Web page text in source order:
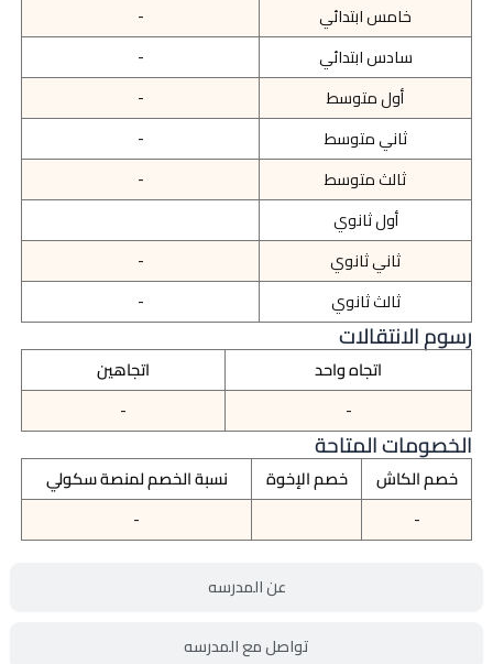
عن المدرسه
تواصل مع المدرسه
خامس ابتدائي
-
سادس ابتدائي
-
أول متوسط
-
ثاني متوسط
-
ثالث متوسط
-
أول ثانوي
ثاني ثانوي
-
ثالث ثانوي
-
رسوم الانتقالات
اتجاه واحد
اتجاهين
-
-
الخصومات المتاحة
خصم الكاش خصم الإخوة
نسبة الخصم لمنصة سكولي
-
-